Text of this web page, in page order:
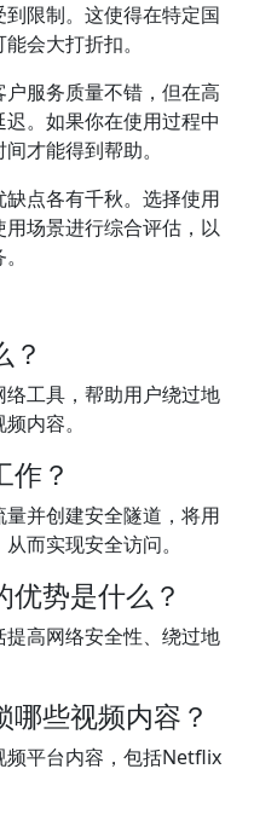
限制。这使得在特定国
会大打折扣。
服务质量不错，但在高
。如果你在使用过程中
才能得到帮助。
点各有千秋。选择使用
场景进行综合评估，以
？
工具，帮助用户绕过地
内容。
作？
并创建安全隧道，将用
而实现安全访问。
势是什么？
高网络安全性、绕过地
些视频内容？
频平台内容，包括Netflix